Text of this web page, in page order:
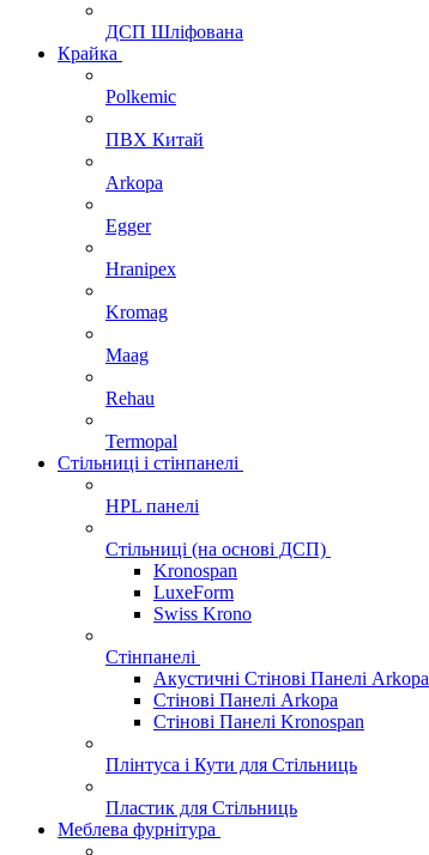
ДСП Шліфована
Крайка
Polkemic
ПВХ Китай
Arkopa
Egger
Hranipex
Kromag
Maag
Rehau
Termopal
Стільниці і стінпанелі
HPL панелі
Стільниці (на основі ДСП)
Kronospan
LuxeForm
Swiss Krono
Стінпанелі
Акустичні Стінові Панелі Аrkopa
Стінові Панелі Arkopa
Стінові Панелі Kronospan
Плінтуса і Кути для Стільниць
Пластик для Стільниць
Меблева фурнітура